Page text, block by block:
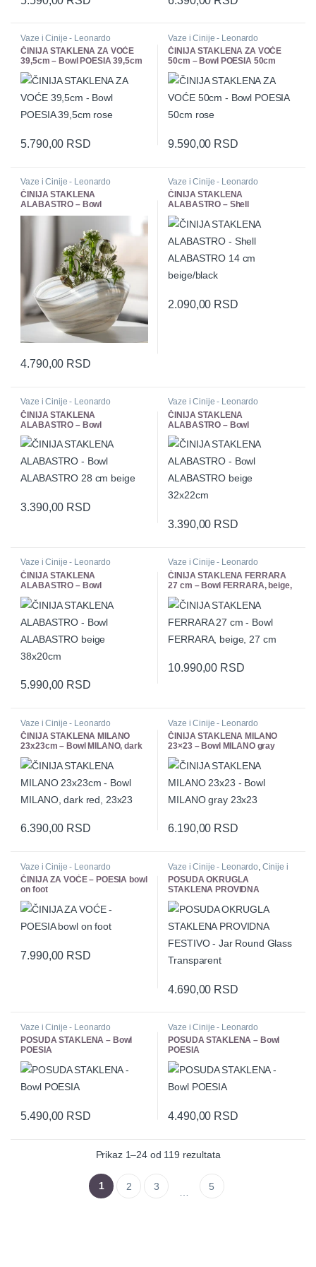
Vaze i Cinije - Leonardo
ČINIJA STAKLENA ZA VOĆE
39,5cm – Bowl POESIA 39,5cm
rose
5.790,00 RSD
Vaze i Cinije - Leonardo
ČINIJA STAKLENA ZA VOĆE
50cm – Bowl POESIA 50cm
rose
9.590,00 RSD
Vaze i Cinije - Leonardo
ČINIJA STAKLENA
ALABASTRO – Bowl
ALABASTRO 27 cm x 15 cm
4.790,00 RSD
Vaze i Cinije - Leonardo
ČINIJA STAKLENA
ALABASTRO – Shell
ALABASTRO 14 cm beige/black
2.090,00 RSD
Vaze i Cinije - Leonardo
ČINIJA STAKLENA
ALABASTRO – Bowl
ALABASTRO 28 cm beige
3.390,00 RSD
Vaze i Cinije - Leonardo
ČINIJA STAKLENA
ALABASTRO – Bowl
ALABASTRO beige 32x22cm
3.390,00 RSD
Vaze i Cinije - Leonardo
ČINIJA STAKLENA
ALABASTRO – Bowl
ALABASTRO beige 38x20cm
5.990,00 RSD
Vaze i Cinije - Leonardo
ČINIJA STAKLENA FERRARA
27 cm – Bowl FERRARA, beige,
27 cm
10.990,00 RSD
Vaze i Cinije - Leonardo
ČINIJA STAKLENA MILANO
23x23cm – Bowl MILANO, dark
red, 23×23
6.390,00 RSD
Vaze i Cinije - Leonardo
ČINIJA STAKLENA MILANO
23×23 – Bowl MILANO gray
23×23
6.190,00 RSD
Vaze i Cinije - Leonardo
ČINIJA ZA VOĆE – POESIA bowl
on foot
7.990,00 RSD
Vaze i Cinije - Leonardo Činije i
posude
POSUDA OKRUGLA
STAKLENA PROVIDNA
FESTIVO – Jar Round Glass
Transparent
4.690,00 RSD
Vaze i Cinije - Leonardo
POSUDA STAKLENA – Bowl
POESIA
5.490,00 RSD
Vaze i Cinije - Leonardo
POSUDA STAKLENA – Bowl
POESIA
4.490,00 RSD
Prikaz 1–24 od 119 rezultata
1 2 3
…
5